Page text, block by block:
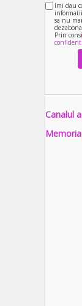
Imi dau
sa nu
Prin
Canalul